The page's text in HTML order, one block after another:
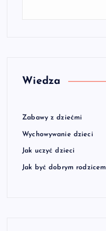
Wiedza
Zabawy z dziećmi
Wychowywanie dzieci
Jak uczyć dzieci
Jak być dobrym rodzicem